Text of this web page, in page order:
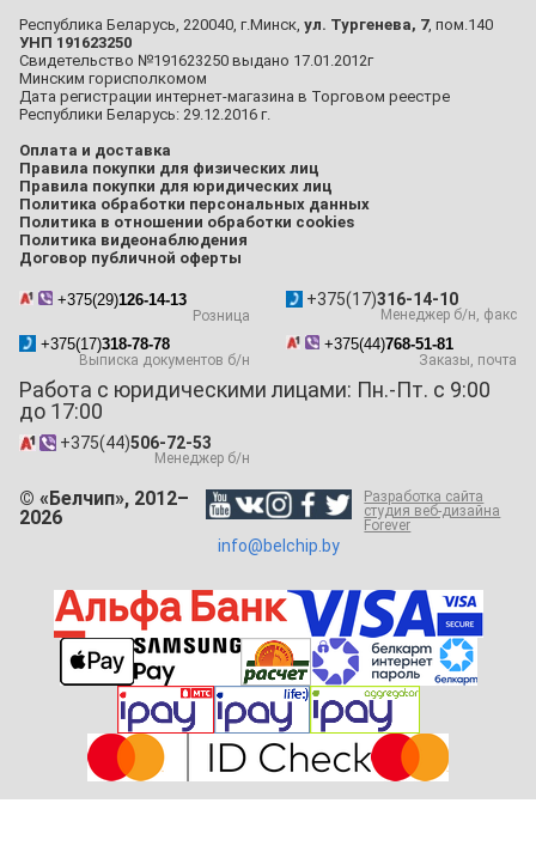
Республика Беларусь, 220040, г.Минск, ул. Тургенева, 7, пом.140
УНП 191623250
Свидетельство №191623250 выдано 17.01.2012г
Минским горисполкомом
Дата регистрации интернет-магазина в Торговом реестре
Республики Беларусь: 29.12.2016 г.
Оплата и доставка
Правила покупки для физических лиц
Правила покупки для юридических лиц
Политика обработки персональных данных
Политика в отношении обработки cookies
Политика видеонаблюдения
Договор публичной оферты
+375(29)126-14-13
Розница
+375(17)316-14-10
Менеджер б/н, факс
+375(17)318-78-78
Выписка документов б/н
+375(44)768-51-81
Заказы, почта
+375(44)506-72-53
Менеджер б/н
Работа с юридическими лицами: Пн.-Пт. с 9:00
до 17:00
info@belchip.by
© «Белчип», 2012–
2026
Разработка сайта
студия веб-дизайна
Forever